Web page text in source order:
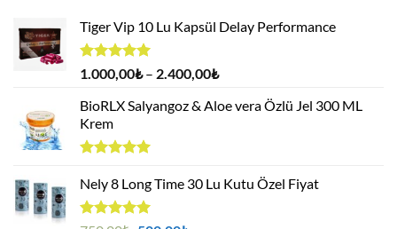
Tiger Vip 10 Lu Kapsül Delay Performance
5 üzerinden
oy
aldı
1.000,00₺ – 2.400,00₺Fiyat
1.000,00₺
BioRLX Salyangoz & Aloe vera Özlü Jel 300 ML
Krem
5.00oy
Nely 8 Long Time 30 Lu Kutu Özel Fiyat